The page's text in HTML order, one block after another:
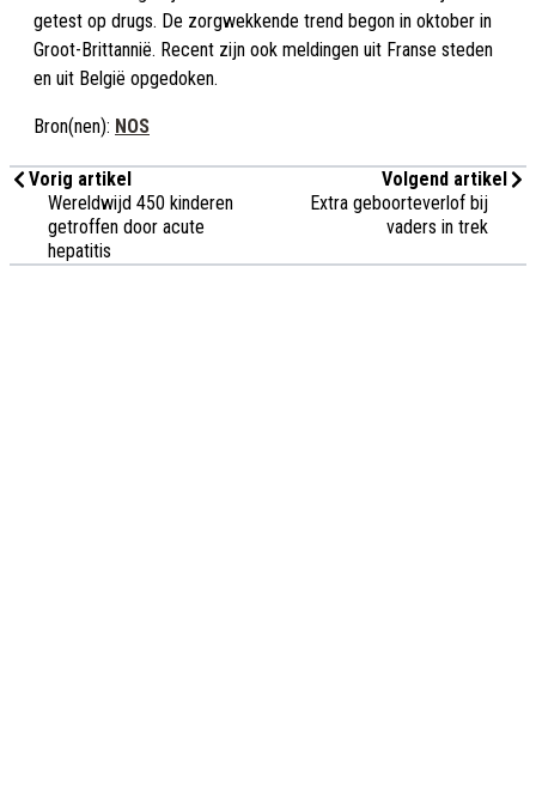
getest op drugs. De zorgwekkende trend begon in oktober in
Groot-Brittannië. Recent zijn ook meldingen uit Franse steden
en uit België opgedoken.
Bron(nen): NOS
Vorig artikel
Wereldwijd 450 kinderen
getroffen door acute
hepatitis
Volgend artikel
Extra geboorteverlof bij
vaders in trek